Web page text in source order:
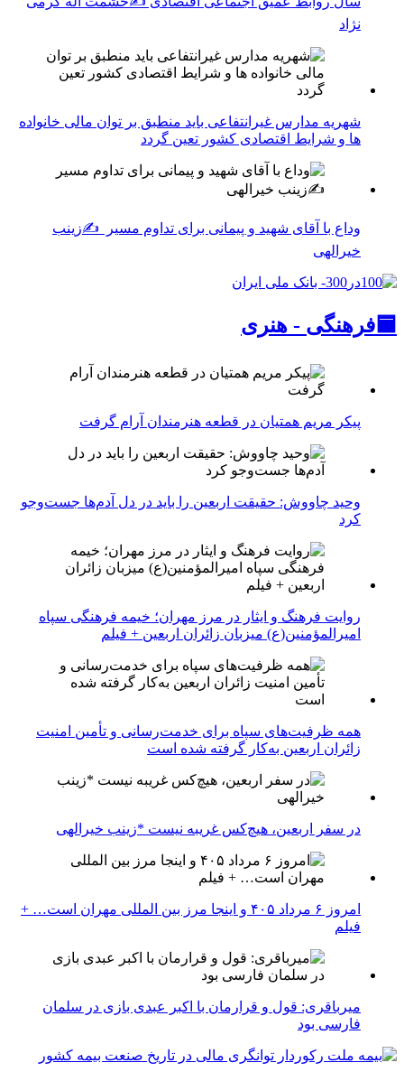
نژاد
شهریه مدارس غیرانتفاعی باید منطبق بر توان مالی خانواده
ها و شرایط اقتصادی کشور تعین گردد
وداع با آقای شهید و پیمانی برای تداوم مسیر ✍زینب
خیرالهی
🟦فرهنگی - هنری
پیکر مریم همتیان در قطعه هنرمندان آرام گرفت
وحید چاووش: حقیقت اربعین را باید در دل آدم‌ها جست‌وجو
کرد
روایت فرهنگ و ایثار در مرز مهران؛ خیمه فرهنگی سپاه
امیرالمؤمنین(ع) میزبان زائران اربعین + فیلم
همه ظرفیت‌های سپاه برای خدمت‌رسانی و تأمین امنیت
زائران اربعین به‌کار گرفته شده است
در سفر اربعین، هیچ‌کس غریبه نیست *زینب خیرالهی
امروز ۶ مرداد ۴۰۵ و اینجا مرز بین المللی مهران است… +
فیلم
میرباقری: قول و قرارمان با اکبر عبدی بازی در سلمان
فارسی بود